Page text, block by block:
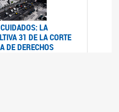
LA
31 DE LA CORTE
DE DERECHOS